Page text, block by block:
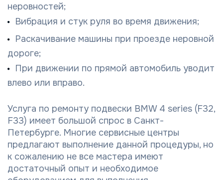
неровностей;
Вибрация и стук руля во время движения;
Раскачивание машины при проезде неровной
дороге;
При движении по прямой автомобиль уводит
влево или вправо.
Услуга по ремонту подвески BMW 4 series (F32,
F33) имеет большой спрос в Санкт-
Петербурге. Многие сервисные центры
предлагают выполнение данной процедуры, но
к сожалению не все мастера имеют
достаточный опыт и необходимое